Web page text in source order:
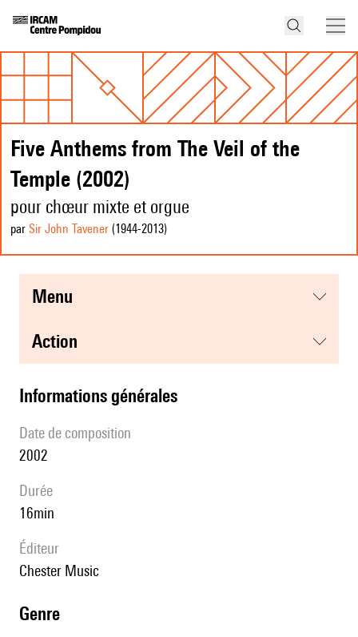
Five Anthems from The Veil of the
Temple (2002)
pour chœur mixte et orgue
par Sir John Tavener (1944-2013)
menu
action
informations générales
date de composition
2002
durée
16min
éditeur
Chester Music
genre